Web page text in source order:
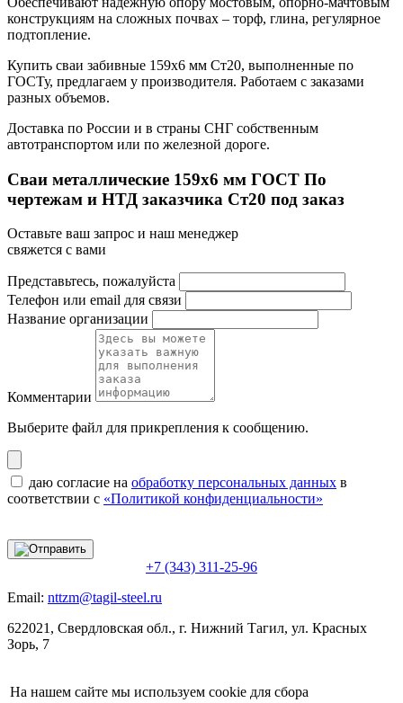
конструкциям на сложных почвах – торф, глина, регулярное
подтопление.
Купить сваи забивные 159х6 мм Ст20, выполненные по
ГОСТу, предлагаем у производителя. Работаем с заказами
разных объемов.
Доставка по России и в страны СНГ собственным
автотранспортом или по железной дороге.
Сваи металлические 159x6 мм ГОСТ По
чертежам и НТД заказчика Ст20 под заказ
Оставьте ваш запрос и наш менеджер
свяжется с вами
Представьтесь, пожалуйста
Телефон или email для связи
Название организации
Комментарии
Выберите файл для прикрепления к сообщению.
даю согласие на обработку персональных данных в
соответствии с «Политикой конфиденциальности»
+7 (343) 311-25-96
Email: nttzm@tagil-steel.ru
622021, Свердловская обл., г. Нижний Тагил, ул. Красных
Зорь, 7
На нашем сайте мы используем cookie для сбора